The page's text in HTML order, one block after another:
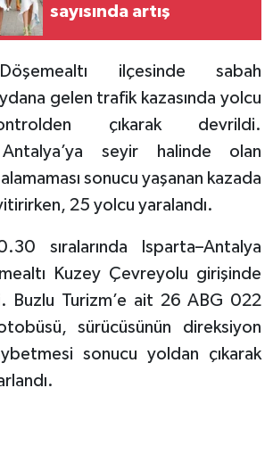
sayısında artış
ilçesinde sabah
gelen trafik kazasında yolcu
çıkarak devrildi.
Antalya’ya seyir halinde olan
sonucu yaşanan kazada
25 yolcu yaralandı.
sıralarında Isparta–Antalya
Kuzey Çevreyolu girişinde
Buzlu Turizm’e ait 26 ABG 022
sürücüsünün direksiyon
sonucu yoldan çıkarak